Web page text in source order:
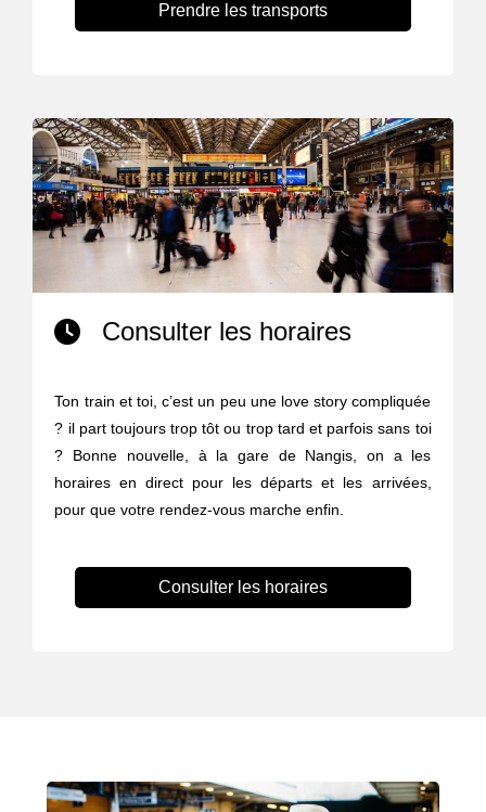
Prendre les transports
Consulter les horaires
Ton train et toi, c’est un peu une love story compliquée
? il part toujours trop tôt ou trop tard et parfois sans toi
? Bonne nouvelle, à la gare de Nangis, on a les
horaires en direct pour les départs et les arrivées,
pour que votre rendez-vous marche enfin.
Consulter les horaires